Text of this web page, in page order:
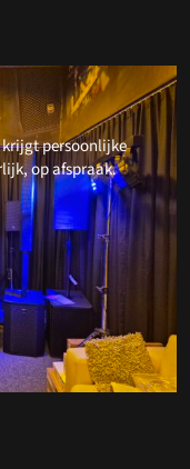
krijgt persoonlijke
op afspraak.